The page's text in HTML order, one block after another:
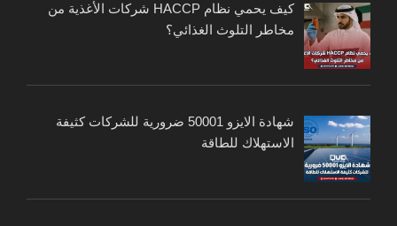
كيف يحمي نظام HACCP شركات الأغذية من
مخاطر التلوث الغذائي؟
شهادة الايزو 50001 ضرورية للشركات كثيفة
الاستهلاك للطاقة